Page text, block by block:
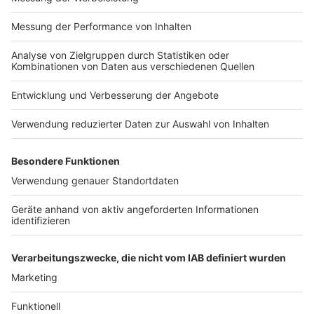
ALLE COMPUTERWORLD BRIEFINGS
STELLENMARKT
Computerworld Newsletter
JETZT ABONNIEREN
männliche Form genannt, stets sind aber die weibliche und andere Formen